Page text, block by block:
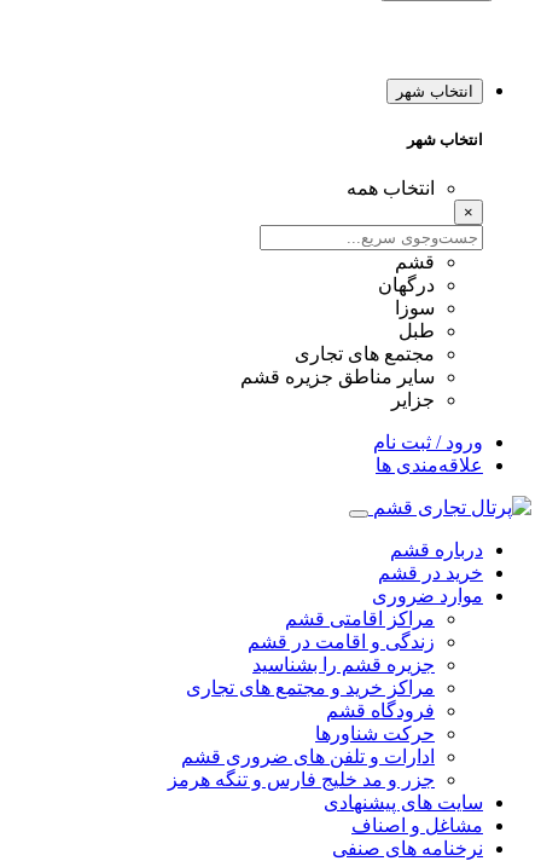
انتخاب شهر
انتخاب شهر
انتخاب همه
×
قشم
درگهان
سوزا
طبل
مجتمع های تجاری
سایر مناطق جزیره قشم
جزایر
ورود / ثبت نام
علاقه‌مندی ها
درباره قشم
خرید در قشم
موارد ضروری
مراکز اقامتی قشم
زندگی و اقامت در قشم
جزیره قشم را بشناسید
مراکز خرید و مجتمع های تجاری
فرودگاه قشم
حرکت شناورها
ادارات و تلفن های ضروری قشم
جزر و مد خلیج فارس و تنگه هرمز
سایت های پیشنهادی
مشاغل و اصناف
نرخنامه های صنفی